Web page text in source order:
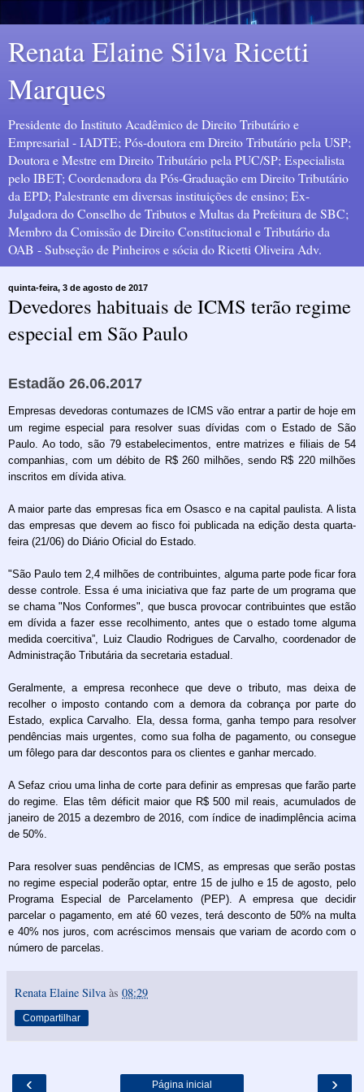
Renata Elaine Silva Ricetti
Marques
Presidente do Instituto Acadêmico de Direito Tributário e
Empresarial - IADTE; Pós-doutora em Direito Tributário pela USP;
Doutora e Mestre em Direito Tributário pela PUC/SP; Especialista
pelo IBET; Coordenadora da Pós-Graduação em Direito Tributário
da EPD; Palestrante em diversas instituições de ensino; Ex-
Julgadora do Conselho de Tributos e Multas da Prefeitura de SBC;
Membro da Comissão de Direito Constitucional e Tributário da
OAB - Subseção de Pinheiros e sócia do Ricetti Oliveira Adv.
quinta-feira, 3 de agosto de 2017
Devedores habituais de ICMS terão regime
especial em São Paulo
Estadão 26.06.2017
Empresas devedoras contumazes de ICMS vão entrar a partir de hoje em
um regime especial para resolver suas dívidas com o Estado de São
Paulo. Ao todo, são 79 estabelecimentos, entre matrizes e filiais de 54
companhias, com um débito de R$ 260 milhões, sendo R$ 220 milhões
inscritos em dívida ativa.
A maior parte das empresas fica em Osasco e na capital paulista. A lista
das empresas que devem ao fisco foi publicada na edição desta quarta-
feira (21/06) do Diário Oficial do Estado.
"São Paulo tem 2,4 milhões de contribuintes, alguma parte pode ficar fora
desse controle. Essa é uma iniciativa que faz parte de um programa que
se chama "Nos Conformes", que busca provocar contribuintes que estão
em dívida a fazer esse recolhimento, antes que o estado tome alguma
medida coercitiva”, Luiz Claudio Rodrigues de Carvalho, coordenador de
Administração Tributária da secretaria estadual.
Geralmente, a empresa reconhece que deve o tributo, mas deixa de
recolher o imposto contando com a demora da cobrança por parte do
Estado, explica Carvalho. Ela, dessa forma, ganha tempo para resolver
pendências mais urgentes, como sua folha de pagamento, ou consegue
um fôlego para dar descontos para os clientes e ganhar mercado.
A Sefaz criou uma linha de corte para definir as empresas que farão parte
do regime. Elas têm déficit maior que R$ 500 mil reais, acumulados de
janeiro de 2015 a dezembro de 2016, com índice de inadimplência acima
de 50%.
Para resolver suas pendências de ICMS, as empresas que serão postas
no regime especial poderão optar, entre 15 de julho e 15 de agosto, pelo
Programa Especial de Parcelamento (PEP). A empresa que decidir
parcelar o pagamento, em até 60 vezes, terá desconto de 50% na multa
e 40% nos juros, com acréscimos mensais que variam de acordo com o
número de parcelas.
Renata Elaine Silva às 08:29
Compartilhar
‹ ›
Página inicial